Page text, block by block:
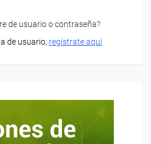
de usuario o contraseña?
de usuario, regístrate aquí